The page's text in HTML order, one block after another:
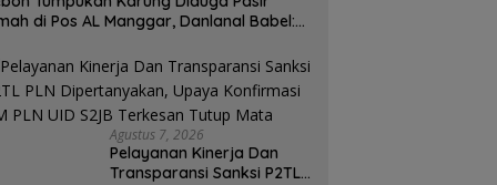
di Pos AL Manggar, Danlanal Babel:
Agustus 7, 2026
Pelayanan Kinerja Dan
Transparansi Sanksi P2TL